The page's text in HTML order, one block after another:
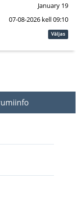
January 19
07-08-2026 kell 09:10
Väljas